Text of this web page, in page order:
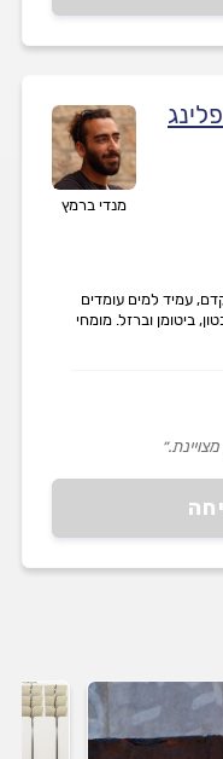
מנדי ברמץ
עמיד למים עומדים
על בטון, ביטומן וברזל. מומחי